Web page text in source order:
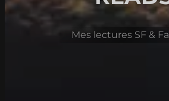
Mes lectures SF &